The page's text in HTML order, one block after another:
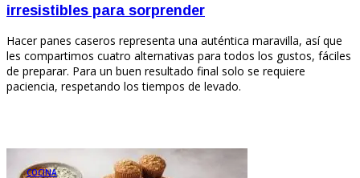
irresistibles para sorprender
Hacer panes caseros representa una auténtica maravilla, así que
les compartimos cuatro alternativas para todos los gustos, fáciles
de preparar. Para un buen resultado final solo se requiere
paciencia, respetando los tiempos de levado.
COCINA